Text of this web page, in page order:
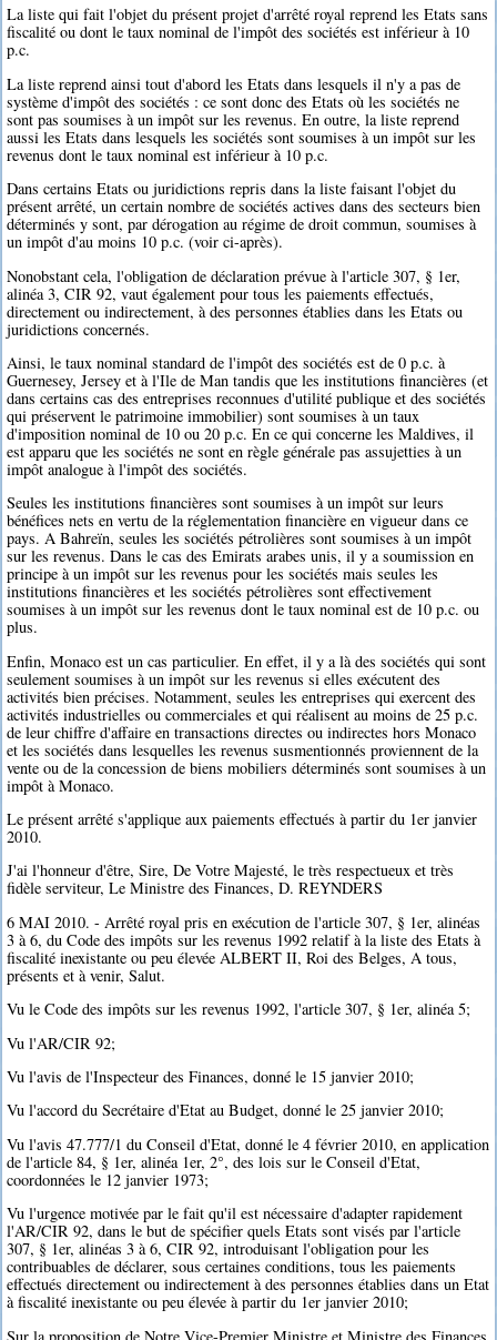
La liste qui fait l'objet du présent projet d'arrêté royal reprend les Etats sans
fiscalité ou dont le taux nominal de l'impôt des sociétés est inférieur à 10
p.c.
La liste reprend ainsi tout d'abord les Etats dans lesquels il n'y a pas de
système d'impôt des sociétés : ce sont donc des Etats où les sociétés ne
sont pas soumises à un impôt sur les revenus. En outre, la liste reprend
aussi les Etats dans lesquels les sociétés sont soumises à un impôt sur les
revenus dont le taux nominal est inférieur à 10 p.c.
Dans certains Etats ou juridictions repris dans la liste faisant l'objet du
présent arrêté, un certain nombre de sociétés actives dans des secteurs bien
déterminés y sont, par dérogation au régime de droit commun, soumises à
un impôt d'au moins 10 p.c. (voir ci-après).
Nonobstant cela, l'obligation de déclaration prévue à l'article 307, § 1er,
alinéa 3, CIR 92, vaut également pour tous les paiements effectués,
directement ou indirectement, à des personnes établies dans les Etats ou
juridictions concernés.
Ainsi, le taux nominal standard de l'impôt des sociétés est de 0 p.c. à
Guernesey, Jersey et à l'Ile de Man tandis que les institutions financières (et
dans certains cas des entreprises reconnues d'utilité publique et des sociétés
qui préservent le patrimoine immobilier) sont soumises à un taux
d'imposition nominal de 10 ou 20 p.c. En ce qui concerne les Maldives, il
est apparu que les sociétés ne sont en règle générale pas assujetties à un
impôt analogue à l'impôt des sociétés.
Seules les institutions financières sont soumises à un impôt sur leurs
bénéfices nets en vertu de la réglementation financière en vigueur dans ce
pays. A Bahreïn, seules les sociétés pétrolières sont soumises à un impôt
sur les revenus. Dans le cas des Emirats arabes unis, il y a soumission en
principe à un impôt sur les revenus pour les sociétés mais seules les
institutions financières et les sociétés pétrolières sont effectivement
soumises à un impôt sur les revenus dont le taux nominal est de 10 p.c. ou
plus.
Enfin, Monaco est un cas particulier. En effet, il y a là des sociétés qui sont
seulement soumises à un impôt sur les revenus si elles exécutent des
activités bien précises. Notamment, seules les entreprises qui exercent des
activités industrielles ou commerciales et qui réalisent au moins de 25 p.c.
de leur chiffre d'affaire en transactions directes ou indirectes hors Monaco
et les sociétés dans lesquelles les revenus susmentionnés proviennent de la
vente ou de la concession de biens mobiliers déterminés sont soumises à un
impôt à Monaco.
Le présent arrêté s'applique aux paiements effectués à partir du 1er janvier
2010.
J'ai l'honneur d'être, Sire, De Votre Majesté, le très respectueux et très
fidèle serviteur, Le Ministre des Finances, D. REYNDERS
6 MAI 2010. - Arrêté royal pris en exécution de l'article 307, § 1er, alinéas
3 à 6, du Code des impôts sur les revenus 1992 relatif à la liste des Etats à
fiscalité inexistante ou peu élevée ALBERT II, Roi des Belges, A tous,
présents et à venir, Salut.
Vu le Code des impôts sur les revenus 1992, l'article 307, § 1er, alinéa 5;
Vu l'AR/CIR 92;
Vu l'avis de l'Inspecteur des Finances, donné le 15 janvier 2010;
Vu l'accord du Secrétaire d'Etat au Budget, donné le 25 janvier 2010;
Vu l'avis 47.777/1 du Conseil d'Etat, donné le 4 février 2010, en application
de l'article 84, § 1er, alinéa 1er, 2°, des lois sur le Conseil d'Etat,
coordonnées le 12 janvier 1973;
Vu l'urgence motivée par le fait qu'il est nécessaire d'adapter rapidement
l'AR/CIR 92, dans le but de spécifier quels Etats sont visés par l'article
307, § 1er, alinéas 3 à 6, CIR 92, introduisant l'obligation pour les
contribuables de déclarer, sous certaines conditions, tous les paiements
effectués directement ou indirectement à des personnes établies dans un Etat
à fiscalité inexistante ou peu élevée à partir du 1er janvier 2010;
Sur la proposition de Notre Vice-Premier Ministre et Ministre des Finances